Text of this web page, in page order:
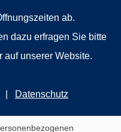
ab.
dazu erfragen Sie bitte
auf unserer Website.
Datenschutz